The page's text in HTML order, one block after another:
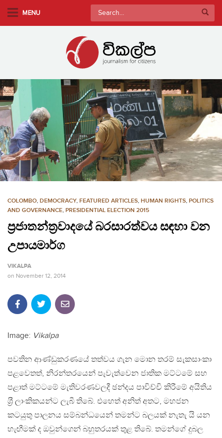
m
a
i
n
c
o
n
t
e
MENU
Search
for:
COLOMBO, DEMOCRACY, FEATURED ARTICLES, HUMAN RIGHTS, POLITICS
AND GOVERNANCE, PRESIDENTIAL ELECTION 2015
ප‍්‍රජාතන්ත්‍ර​වාදයේ බරසාරත්වය සඳහා වන
උපායමාර්ග
VIKALPA
on November 12, 2014
Image: Vikalpa
පවතින ආණ්ඩුකරණයේ තත්වය ගැන මොන තරම් සැකසාංකා
පළවෙතත්, නිරන්තරයෙන් පැවැත්වෙන ජාතික මට්ටමේ සහ
පළාත් මට්ටමේ මැතිවරණවලදී ඡන්දය පාවිච්චි කිරීමේ අයිතිය
ශ‍්‍රී ලාංකිකයන්ට ලැබී තිබේ. එහෙත් අනිත් අතට, මහජන
කටයුතු පාලනය සම්බන්ධයෙන් තමන්ට බලයක් නැතැ යි යන
හැඟීමක් ද ඔවුන්ගෙන් බහුතරයක් තුළ තිබේ. තමන්ගේ දුබල